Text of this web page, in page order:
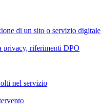
di un sito o servizio digitale
privacy, riferimenti DPO
nel servizio